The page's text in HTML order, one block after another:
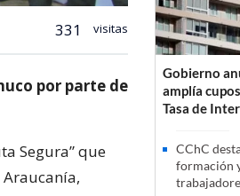
331 visitas
por parte de
Segura” que
Gobierno
amplía
Tasa de
CChC
formación